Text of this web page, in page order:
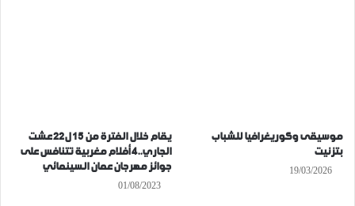
موسيقى وكوريغرافيا للشباب
بتزنيت
19/03/2026
يقام خلال الفترة من 15 ل22 عشت
الجاري..4 أفلام مغربية تتنافس على
جوائز مهرجان عمان السينمائي
01/08/2023